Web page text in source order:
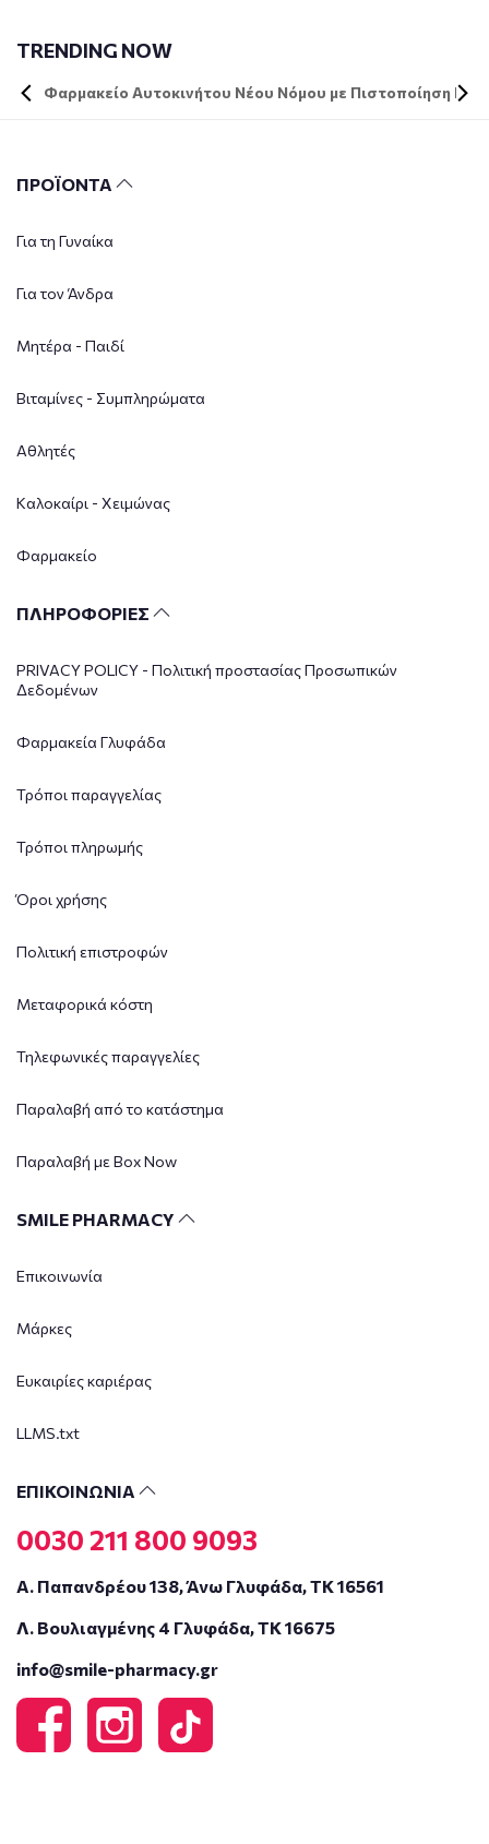
TRENDING NOW
Φαρμακείο Αυτοκινήτου Νέου Νόμου με Πιστοποίηση DIN
ΠΡΟΪΟΝΤΑ
Για τη Γυναίκα
Για τον Άνδρα
Μητέρα - Παιδί
Βιταμίνες - Συμπληρώματα
Αθλητές
Καλοκαίρι - Χειμώνας
Φαρμακείο
ΠΛΗΡΟΦΟΡΙΕΣ
PRIVACY POLICY - Πολιτική προστασίας Προσωπικών
Δεδομένων
Φαρμακεία Γλυφάδα
Τρόποι παραγγελίας
Τρόποι πληρωμής
Όροι χρήσης
Πολιτική επιστροφών
Μεταφορικά κόστη
Τηλεφωνικές παραγγελίες
Παραλαβή από το κατάστημα
Παραλαβή με Box Now
SMILE PHARMACY
Επικοινωνία
Μάρκες
Ευκαιρίες καριέρας
LLMS.txt
ΕΠΙΚΟΙΝΩΝΙΑ
0030 211 800 9093
Α. Παπανδρέου 138, Άνω Γλυφάδα, ΤΚ 16561
Λ. Βουλιαγμένης 4 Γλυφάδα, ΤΚ 16675
info@smile-pharmacy.gr